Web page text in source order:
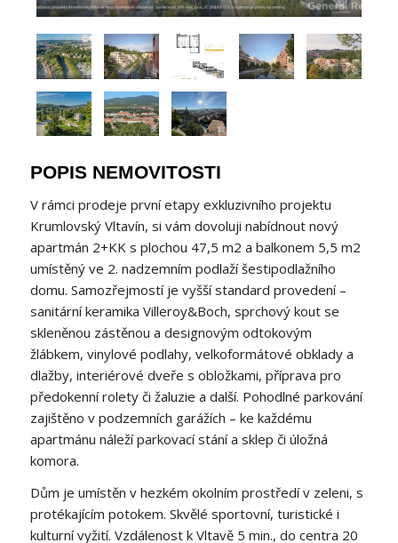
POPIS NEMOVITOSTI
V rámci prodeje první etapy exkluzivního projektu
Krumlovský Vltavín, si vám dovoluji nabídnout nový
apartmán 2+KK s plochou 47,5 m2 a balkonem 5,5 m2
umístěný ve 2. nadzemním podlaží šestipodlažního
domu. Samozřejmostí je vyšší standard provedení –
sanitární keramika Villeroy&Boch, sprchový kout se
skleněnou zástěnou a designovým odtokovým
žlábkem, vinylové podlahy, velkoformátové obklady a
dlažby, interiérové dveře s obložkami, příprava pro
předokenní rolety či žaluzie a další. Pohodlné parkování
zajištěno v podzemních garážích – ke každému
apartmánu náleží parkovací stání a sklep či úložná
komora.
Dům je umístěn v hezkém okolním prostředí v zeleni, s
protékajícím potokem. Skvělé sportovní, turistické i
kulturní vyžití. Vzdálenost k Vltavě 5 min., do centra 20